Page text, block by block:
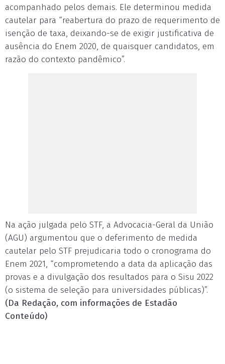
acompanhado pelos demais. Ele determinou medida
cautelar para “reabertura do prazo de requerimento de
isenção de taxa, deixando-se de exigir justificativa de
ausência do Enem 2020, de quaisquer candidatos, em
razão do contexto pandêmico”.
Na ação julgada pelo STF, a Advocacia-Geral da União
(AGU) argumentou que o deferimento de medida
cautelar pelo STF prejudicaria todo o cronograma do
Enem 2021, “comprometendo a data da aplicação das
provas e a divulgação dos resultados para o Sisu 2022
(o sistema de seleção para universidades públicas)”.
(Da Redação, com informações de Estadão
Conteúdo)